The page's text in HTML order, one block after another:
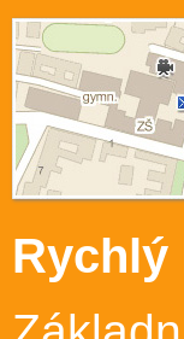
Rychlý